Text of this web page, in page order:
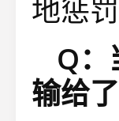
地惩
Q
输给了